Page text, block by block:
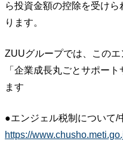
ら投資金額の控除を受け
ります。
ZUUグループでは、この
「企業成長丸ごとサポー
ます
●エンジェル税制について/
https://